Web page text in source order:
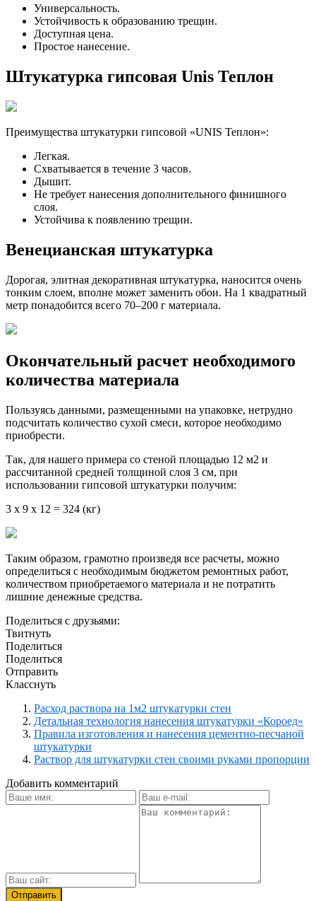
Универсальность.
Устойчивость к образованию трещин.
Доступная цена.
Простое нанесение.
Штукатурка гипсовая Unis Теплон
Преимущества штукатурки гипсовой «UNIS Теплон»:
Легкая.
Схватывается в течение 3 часов.
Дышит.
Не требует нанесения дополнительного финишного
слоя.
Устойчива к появлению трещин.
Венецианская штукатурка
Дорогая, элитная декоративная штукатурка, наносится очень
тонким слоем, вполне может заменить обои. На 1 квадратный
метр понадобится всего 70–200 г материала.
Окончательный расчет необходимого
количества материала
Пользуясь данными, размещенными на упаковке, нетрудно
подсчитать количество сухой смеси, которое необходимо
приобрести.
Так, для нашего примера со стеной площадью 12 м2 и
рассчитанной средней толщиной слоя 3 см, при
использовании гипсовой штукатурки получим:
3 х 9 х 12 = 324 (кг)
Таким образом, грамотно произведя все расчеты, можно
определиться с необходимым бюджетом ремонтных работ,
количеством приобретаемого материала и не потратить
лишние денежные средства.
Поделиться с друзьями:
Твитнуть
Поделиться
Поделиться
Отправить
Класснуть
Расход раствора на 1м2 штукатурки стен
Детальная технология нанесения штукатурки «Короед»
Правила изготовления и нанесения цементно-песчаной
штукатурки
Раствор для штукатурки стен своими руками пропорции
Добавить комментарий